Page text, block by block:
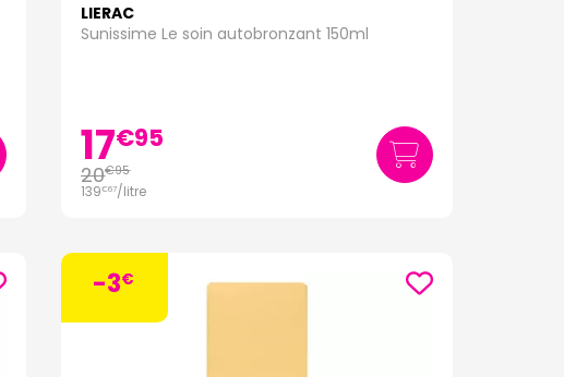
LIERAC
Sunissime Le soin autobronzant 150ml
17€95
20€95
139€67/litre
-3€